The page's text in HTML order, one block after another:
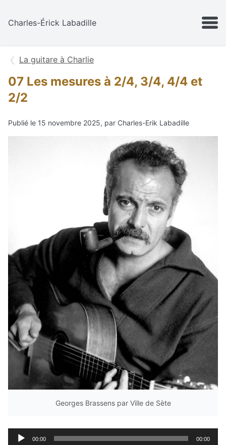
Charles-Érick Labadille
MENU
La guitare à Charlie
07 Les mesures à 2/4, 3/4, 4/4 et
2/2
Publié le 15 novembre 2025, par Charles-Erik Labadille
Georges Brassens par Ville de Sète
Lecteur00:00 00:00